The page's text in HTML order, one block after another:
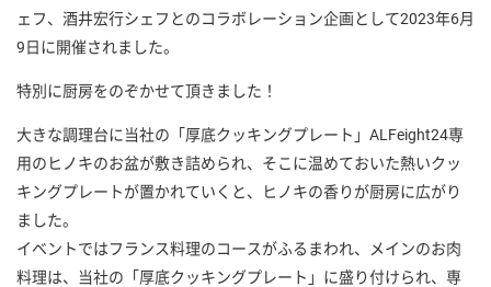
ェフ、酒井宏行シェフとのコラボレーション企画として2023年6月
9日に開催されました。
特別に厨房をのぞかせて頂きました！
大きな調理台に当社の「厚底クッキングプレート」ALFeight24専
用のヒノキのお盆が敷き詰められ、そこに温めておいた熱いクッ
キングプレートが置かれていくと、ヒノキの香りが厨房に広がり
ました。
イベントではフランス料理のコースがふるまわれ、メインのお肉
料理は、当社の「厚底クッキングプレート」に盛り付けられ、専